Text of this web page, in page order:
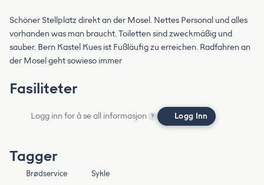
Schöner Stellplatz direkt an der Mosel. Nettes Personal und alles
vorhanden was man braucht. Toiletten sind zweckmäßig und
sauber. Bern Kastel Kues ist Fußläufig zu erreichen. Radfahren an
der Mosel geht sowieso immer
Fasiliteter
Logg inn for å se all informasjon ? Logg Inn
Tagger
Brødservice Sykle